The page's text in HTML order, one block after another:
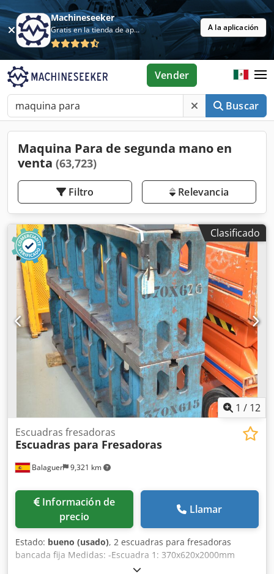
Machineseeker
Gratis en la tienda de aplicaciones A la aplicación
Buscar
Vender
Maquina Para de segunda mano en
venta (63,723)
Filtro Relevancia
Clasificado
1 / 12
Balaguer 9,321 km
Escuadras fresadoras
Escuadras para Fresadoras
Información de
precio
Llamar
Estado: bueno (usado), 2 escuadras para fresadoras
bancada fija Medidas: -Escuadra 1: 370x620x2000mm
Cjdpfx Ahsudvh Isiorf -Escuadra 2: 370x615x2000mm